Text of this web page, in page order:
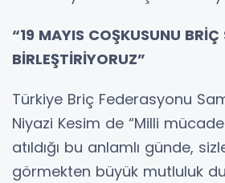
“19 MAYIS COŞKUSUNU BRİÇ
BİRLEŞTİRİYORUZ”
Türkiye Briç Federasyonu
Niyazi Kesim de “Milli
atıldığı bu anlamlı günde,
görmekten büyük mutluluk